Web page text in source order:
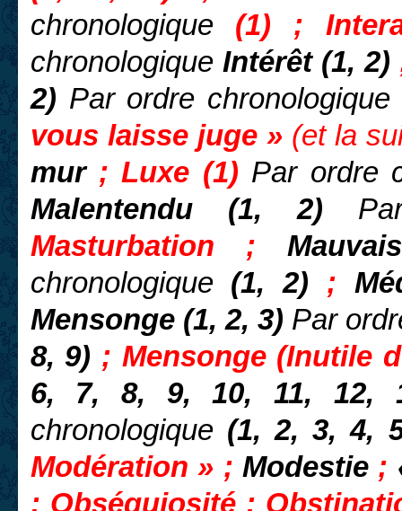
chronologique
(1) ;
chronologiqueIntérêt (1, 2)
2) Par ordre chronologique
vous laisse juge » (et la
mur ; Luxe (1) Par ordre
Malentendu (1, 2)
Masturbation ;
chronologique (1, 2) ;
Mensonge (1, 2, 3) Par
8, 9) ; Mensonge (Inutile
6, 7, 8, 9, 10, 11, 12,
chronologique(1, 2, 3, 4,
Modération » ; Modestie ;
; Obséquiosité ;